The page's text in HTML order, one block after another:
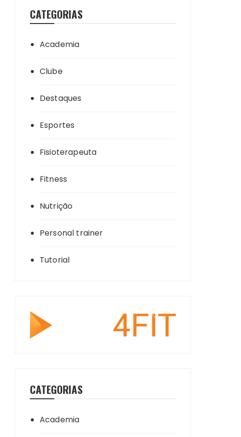
CATEGORIAS
Academia
Clube
Destaques
Esportes
Fisioterapeuta
Fitness
Nutrição
Personal trainer
Tutorial
CATEGORIAS
Academia